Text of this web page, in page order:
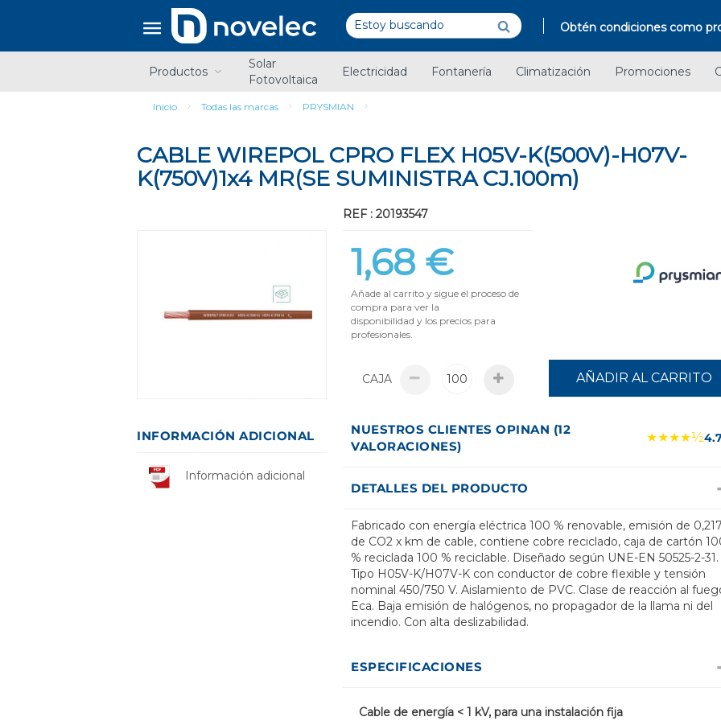
de
Obtén condiciones como
Productos
Solar
Fotovoltaica
Electricidad Fontanería Climatización Promociones
Inicio Todas las marcas PRYSMIAN
CABLE WIREPOL CPRO FLEX H05V-K(500V)-H07V-
K(750V)1x4 MR(SE SUMINISTRA CJ.100m)
INFORMACIÓN ADICIONAL
Información adicional
REF : 20193547
1,68 €
Añade al carrito y sigue el proceso de
compra para ver la
disponibilidad y los precios para
profesionales.
CAJA AÑADIR AL CARRITO
NUESTROS CLIENTES OPINAN (12
VALORACIONES)
★★★★½
DETALLES DEL PRODUCTO
Fabricado con energía eléctrica 100 % renovable, emisión de
de CO2 x km de cable, contiene cobre reciclado, caja de cartón
% reciclada 100 % reciclable. Diseñado según UNE-EN 50525-2-31.
Tipo H05V-K/H07V-K con conductor de cobre flexible y tensión
nominal 450/750 V. Aislamiento de PVC. Clase de reacción al
Eca. Baja emisión de halógenos, no propagador de la llama ni del
incendio. Con alta deslizabilidad.
ESPECIFICACIONES
Cable de energía < 1 kV, para una instalación fija